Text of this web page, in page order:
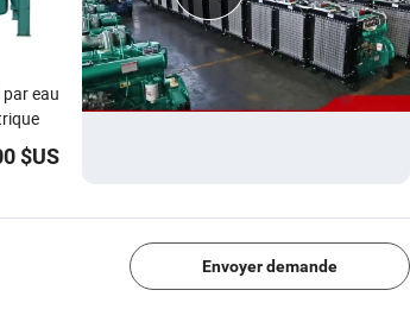
eau
$US
Envoyer demande